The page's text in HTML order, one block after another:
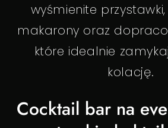
wyśmienite
makarony oraz
które idealnie
kolację.
Cocktail bar na